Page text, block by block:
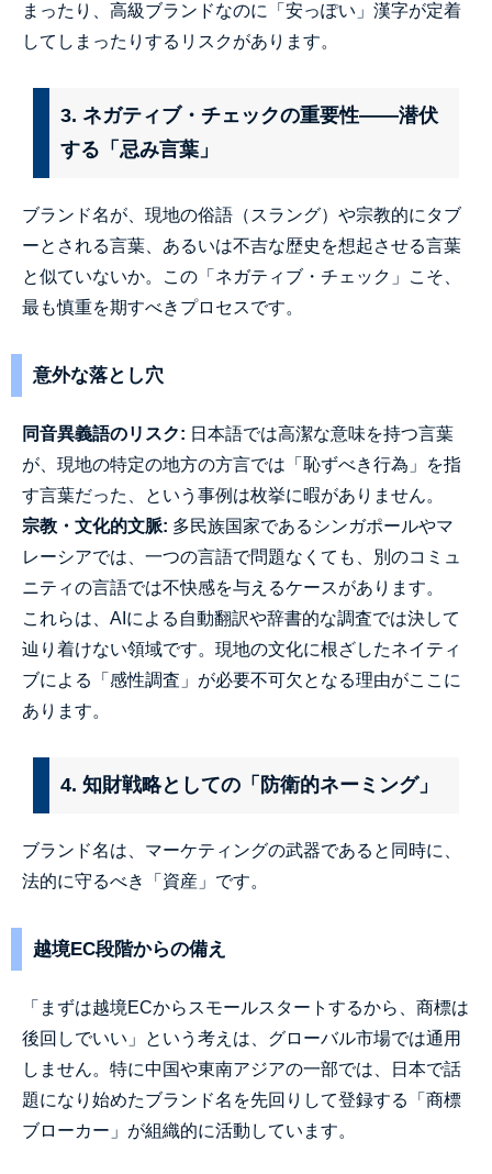
まったり、高級ブランドなのに「安っぽい」漢字が定着
してしまったりするリスクがあります。
3. ネガティブ・チェックの重要性——潜伏
する「忌み言葉」
ブランド名が、現地の俗語（スラング）や宗教的にタブ
ーとされる言葉、あるいは不吉な歴史を想起させる言葉
と似ていないか。この「ネガティブ・チェック」こそ、
最も慎重を期すべきプロセスです。
意外な落とし穴
同音異義語のリスク: 日本語では高潔な意味を持つ言葉
が、現地の特定の地方の方言では「恥ずべき行為」を指
す言葉だった、という事例は枚挙に暇がありません。
宗教・文化的文脈: 多民族国家であるシンガポールやマ
レーシアでは、一つの言語で問題なくても、別のコミュ
ニティの言語では不快感を与えるケースがあります。
これらは、AIによる自動翻訳や辞書的な調査では決して
辿り着けない領域です。現地の文化に根ざしたネイティ
ブによる「感性調査」が必要不可欠となる理由がここに
あります。
4. 知財戦略としての「防衛的ネーミング」
ブランド名は、マーケティングの武器であると同時に、
法的に守るべき「資産」です。
越境EC段階からの備え
「まずは越境ECからスモールスタートするから、商標は
後回しでいい」という考えは、グローバル市場では通用
しません。特に中国や東南アジアの一部では、日本で話
題になり始めたブランド名を先回りして登録する「商標
ブローカー」が組織的に活動しています。